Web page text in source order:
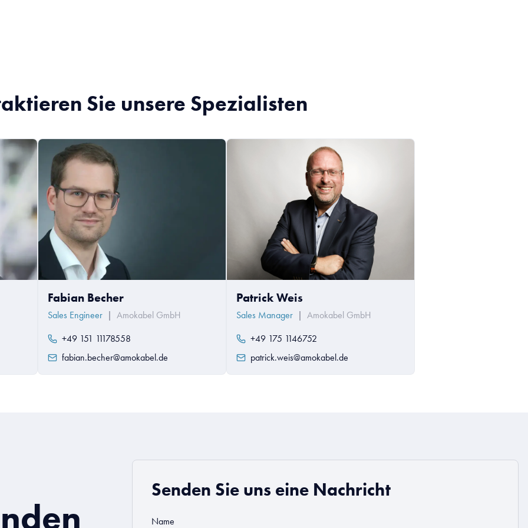
Sie unsere Spezialisten
Fabian Becher
Sales Engineer | Amokabel GmbH
+49 151 11178558
fabian.becher@amokabel.de
Patrick Weis
Sales Manager | Amokabel GmbH
+49 175 1146752
patrick.weis@amokabel.de
Senden Sie uns eine Nachricht
Name